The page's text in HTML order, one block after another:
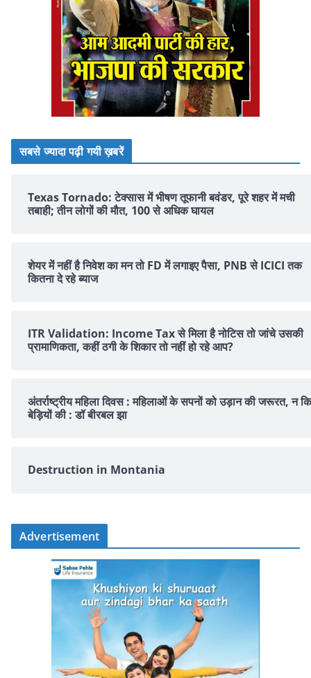
सबसे ज्यादा पढ़ी गयी ख़बरें
Texas Tornado: टेक्सास में भीषण तूफानी बवंडर, पूरे शहर में मची
तबाही; तीन लोगों की मौत, 100 से अधिक घायल
शेयर में नहीं है न‍िवेश का मन तो FD में लगाइए पैसा, PNB से ICICI तक
क‍ितना दे रहे ब्‍याज
ITR Validation: Income Tax से मिला है नोटिस तो जांचे उसकी
प्रामाणिकता, कहीं ठगी के शिकार तो नहीं हो रहे आप?
अंतर्राष्ट्रीय महिला दिवस : महिलाओं के सपनों को उड़ान की जरूरत, न कि
बेड़ियों की : डॉ बीरबल झा
Destruction in Montania
Advertisement